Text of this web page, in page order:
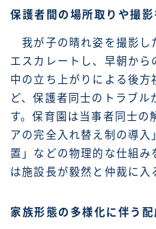
保護者間の場所取りや撮
我が子の晴れ姿を撮影し
エスカレートし、早朝か
中の立ち上がりによる後
ど、保護者同士のトラブル
す。保育園は当事者同士の
アの完全入れ替え制の導
置」などの物理的な仕組
は施設長が毅然と仲裁に入
家族形態の多様化に伴う